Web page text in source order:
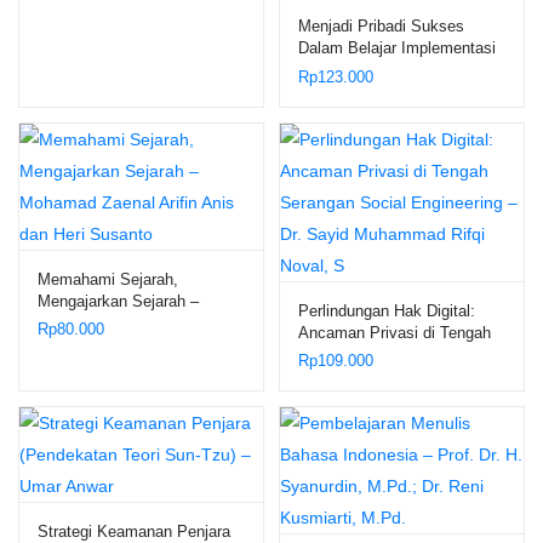
Menjadi Pribadi Sukses
Dalam Belajar Implementasi
Konsep Belajar Efektif
Menurut al-Zarnuji dalam
Pesantren – Dr. H. Maslani,
Rp123.000
Memahami Sejarah,
Mengajarkan Sejarah –
Mohamad Zaenal Arifin Anis
Rp80.000
Perlindungan Hak Digital:
Ancaman Privasi di Tengah
Serangan Social Engineering
Rp109.000
Strategi Keamanan Penjara